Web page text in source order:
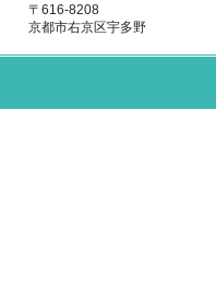
〒616-8208
京都市右京区宇多野